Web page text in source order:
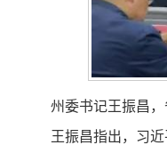
州委书记王振昌
王振昌指出，习